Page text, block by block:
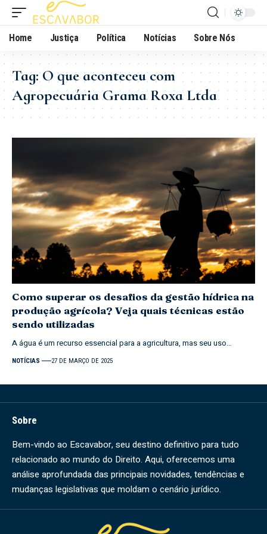
Home Justiça Política Notícias Sobre Nós
Tag:O que aconteceu com
Agropecuária Grama Roxa Ltda
Como superar os desafios da gestão hídrica na
produção agrícola? Veja quais técnicas estão
sendo utilizadas
A água é um recurso essencial para a agricultura, mas seu uso…
NOTÍCIAS 27 DE MARÇO DE 2025
Sobre
Bem-vindo ao Escavabor, seu destino definitivo para tudo
relacionado ao mundo do Direito. Aqui, oferecemos uma
análise aprofundada das principais novidades, tendências e
mudanças legislativas que moldam o cenário jurídico.